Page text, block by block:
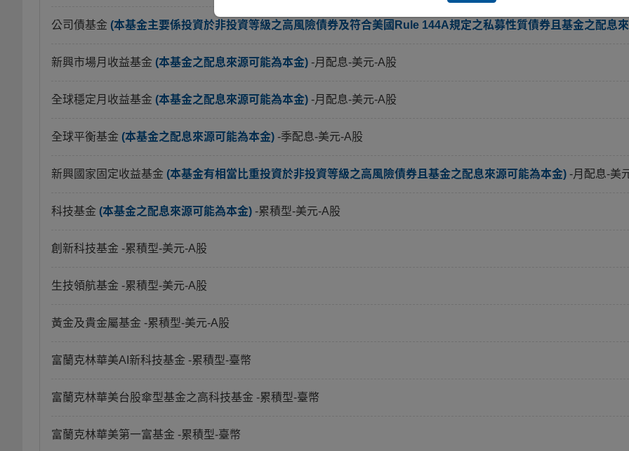
公司債基金 (本基金主要係投資於非投資等級之高風險債券及符合美國Rule 144A規定之私募性質債券且基金之配息
新興市場月收益基金 (本基金之配息來源可能為本金) -月配息-美元-A股
全球穩定月收益基金 (本基金之配息來源可能為本金) -月配息-美元-A股
全球平衡基金 (本基金之配息來源可能為本金) -季配息-美元-A股
新興國家固定收益基金 (本基金有相當比重投資於非投資等級之高風險債券且基金之配息來源可能為本金) -月配息-美
科技基金 (本基金之配息來源可能為本金) -累積型-美元-A股
創新科技基金 -累積型-美元-A股
生技領航基金 -累積型-美元-A股
黃金及貴金屬基金 -累積型-美元-A股
富蘭克林華美AI新科技基金 -累積型-臺幣
富蘭克林華美台股傘型基金之高科技基金 -累積型-臺幣
富蘭克林華美第一富基金 -累積型-臺幣